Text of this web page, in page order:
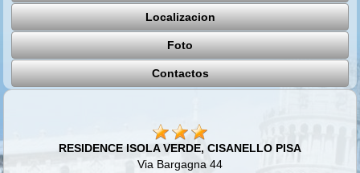
Localizacion
Foto
Contactos
RESIDENCE ISOLA VERDE, CISANELLO PISA
Via Bargagna 44